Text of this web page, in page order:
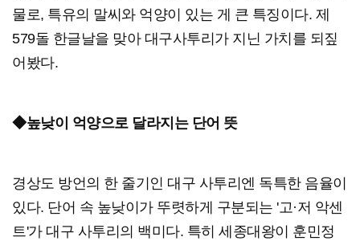
물로, 특유의 말씨와 억양이 있는 게 큰 특징이다. 제
579돌 한글날을 맞아 대구사투리가 지닌 가치를 되짚
어봤다.
◆높낮이 억양으로 달라지는 단어 뜻
경상도 방언의 한 줄기인 대구 사투리엔 독특한 음율이
있다. 단어 속 높낮이가 뚜렷하게 구분되는 '고·저 악센
트'가 대구 사투리의 백미다. 특히 세종대왕이 훈민정